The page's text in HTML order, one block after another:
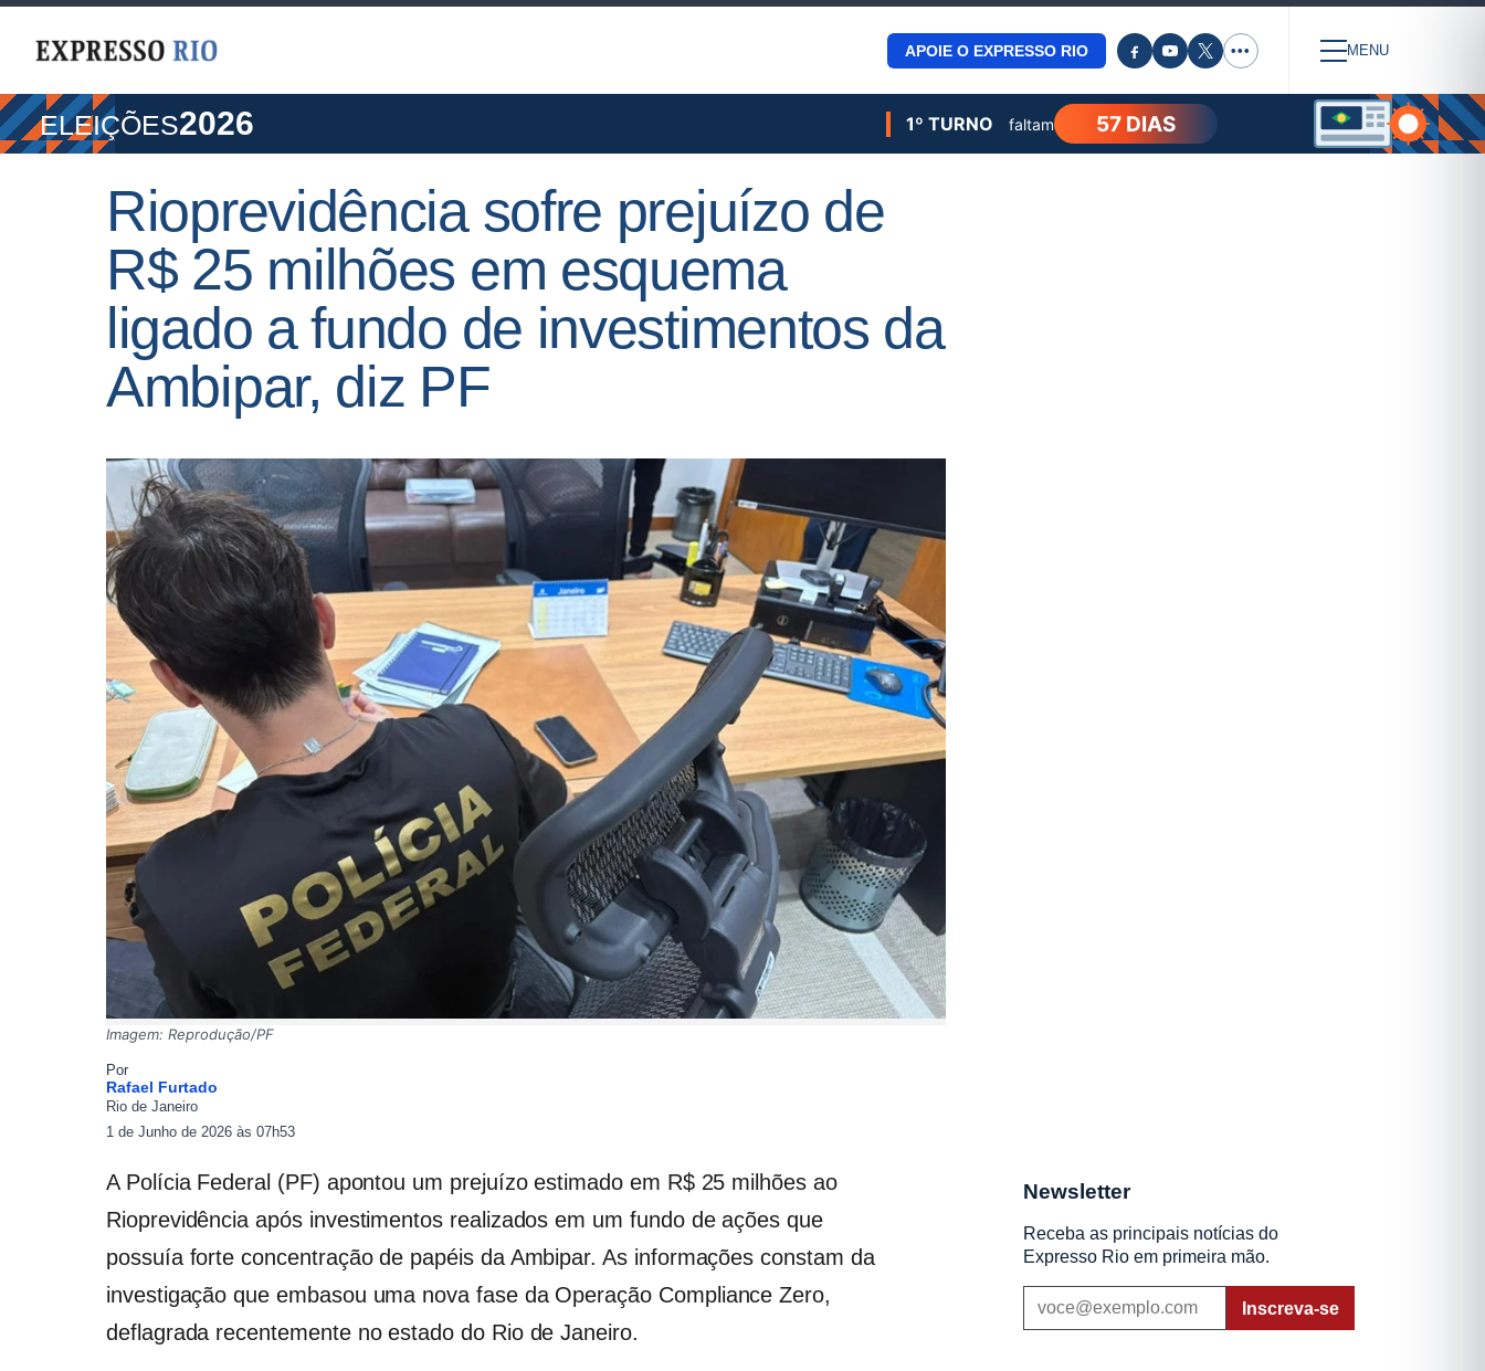
APOIE O EXPRESSO RIO ••• MENU
ELEIÇÕES2026 1º TURNO faltam 57 DIAS
Rioprevidência sofre prejuízo de
R$ 25 milhões em esquema
ligado a fundo de investimentos da
Ambipar, diz PF
Imagem: Reprodução/PF
Por
Rafael Furtado
Rio de Janeiro
1 de Junho de 2026 às 07h53
A Polícia Federal (PF) apontou um prejuízo estimado em R$ 25 milhões ao
Rioprevidência após investimentos realizados em um fundo de ações que
possuía forte concentração de papéis da Ambipar. As informações constam da
investigação que embasou uma nova fase da Operação Compliance Zero,
deflagrada recentemente no estado do Rio de Janeiro.
Newsletter
Receba as principais notícias do
Expresso Rio em primeira mão.
Inscreva-se